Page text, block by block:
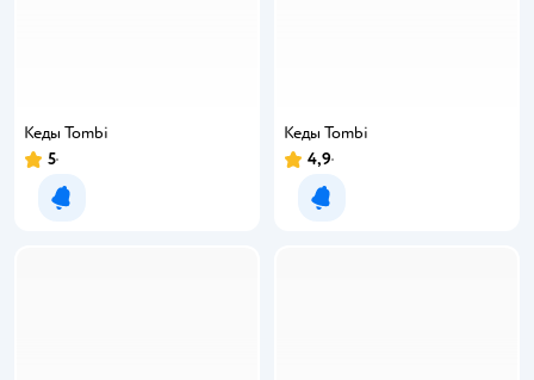
Кеды Tombi
5
Уведомить о появлении
Кеды Tombi
4,9
Уведомить о появлении